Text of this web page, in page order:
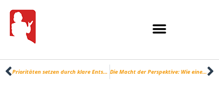
Prioritäten setzen durch klare Entscheidungen – Dein Schlüssel zu mehr Produktivität! Die Macht der Perspektive: Wie eine positive Sichtweise unser Leben verändern kann